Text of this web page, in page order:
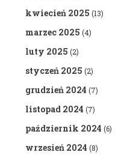
kwiecień 2025 (13)
marzec 2025 (4)
luty 2025 (2)
styczeń 2025 (2)
grudzień 2024 (7)
listopad 2024 (7)
październik 2024 (6)
wrzesień 2024 (8)